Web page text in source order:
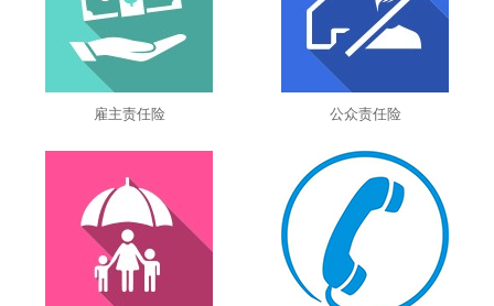
雇主责任险 公众责任险